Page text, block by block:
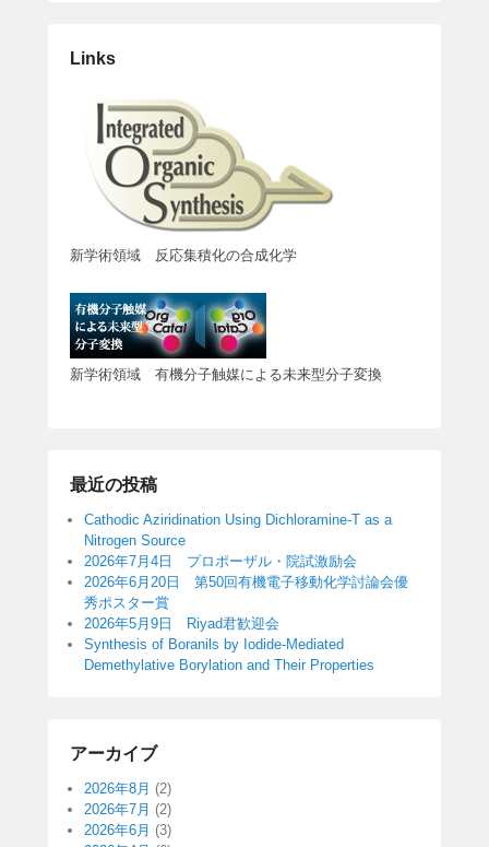
Links
新学術領域 反応集積化の合成化学
新学術領域 有機分子触媒による未来型分子変換
最近の投稿
Cathodic Aziridination Using Dichloramine-T as a
Nitrogen Source
2026年7月4日 プロポーザル・院試激励会
2026年6月20日 第50回有機電子移動化学討論会優
秀ポスター賞
2026年5月9日 Riyad君歓迎会
Synthesis of Boranils by Iodide-Mediated
Demethylative Borylation and Their Properties
アーカイブ
2026年8月 (2)
2026年7月 (2)
2026年6月 (3)